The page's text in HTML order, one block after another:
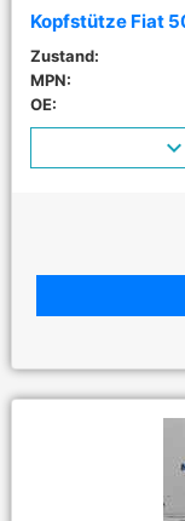
Kopfstütze Fiat
Zustand:
MPN:
OE: